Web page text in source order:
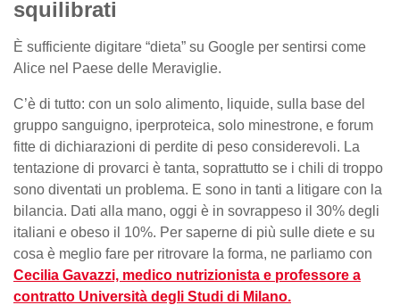
squilibrati
È sufficiente digitare “dieta” su Google per sentirsi come
Alice nel Paese delle Meraviglie.
C’è di tutto: con un solo alimento, liquide, sulla base del
gruppo sanguigno, iperproteica, solo minestrone, e forum
fitte di dichiarazioni di perdite di peso considerevoli. La
tentazione di provarci è tanta, soprattutto se i chili di troppo
sono diventati un problema. E sono in tanti a litigare con la
bilancia. Dati alla mano, oggi è in sovrappeso il 30% degli
italiani e obeso il 10%. Per saperne di più sulle diete e su
cosa è meglio fare per ritrovare la forma, ne parliamo con
Cecilia Gavazzi, medico nutrizionista e professore a
contratto Università degli Studi di Milano.